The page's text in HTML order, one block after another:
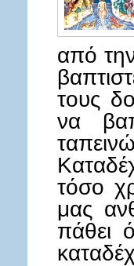
από
τους
να
τόσο
μας
πάθει